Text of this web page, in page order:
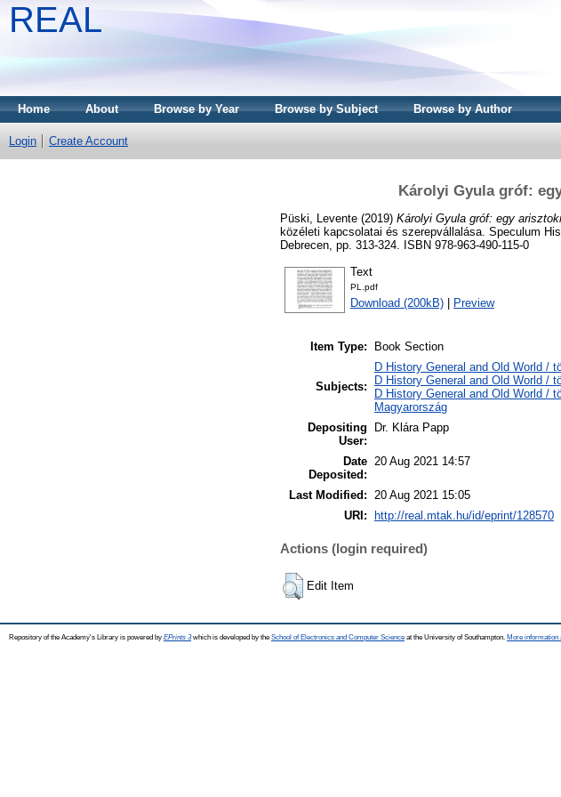
REAL
Home About Browse by Year Browse by Subject Browse by Author
Login Create Account
Károlyi Gyula gróf:
Püski, Levente (2019) Károlyi Gyula gróf: egy
közéleti kapcsolatai és szerepvállalása. Speculum
Debrecen, pp. 313-324. ISBN 978-963-490-115-0
Text
PL.pdf
Download (200kB) Preview
Item Type: Book Section
Subjects:
D History General and Old World /
D History General and Old World /
D History General and Old World /
Magyarország
Depositing
User:
Dr. Klára Papp
Date
Deposited:
20 Aug 2021 14:57
Last Modified: 20 Aug 2021 15:05
URI:
http://real.mtak.hu/id/eprint/128570
Actions (login required)
Edit Item
Repository of the Academy's Library is powered by EPrints 3which is developed by the School of Electronics and Computer Science at the University of Southampton. More information